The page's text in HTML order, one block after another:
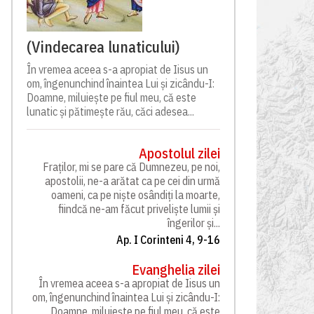
(Vindecarea lunaticului)
În vremea aceea s-a apropiat de Iisus un
om, îngenunchind înaintea Lui și zicându-I:
Doamne, miluiește pe fiul meu, că este
lunatic și pătimește rău, căci adesea...
Apostolul zilei
Fraților, mi se pare că Dumnezeu, pe noi,
apostolii, ne-a arătat ca pe cei din urmă
oameni, ca pe niște osândiți la moarte,
fiindcă ne-am făcut priveliște lumii și
îngerilor și...
Ap. I Corinteni 4, 9-16
Evanghelia zilei
În vremea aceea s-a apropiat de Iisus un
om, îngenunchind înaintea Lui și zicându-I:
Doamne, miluiește pe fiul meu, că este